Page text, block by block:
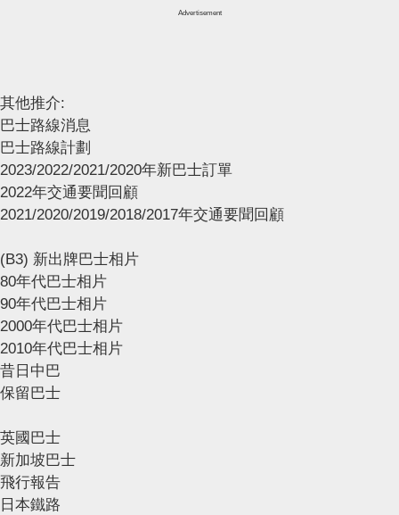
Advertisement
其他推介:
巴士路線消息
巴士路線計劃
2023/2022/2021/2020年新巴士訂單
2022年交通要聞回顧
2021/2020/2019/2018/2017年交通要聞回顧
(B3) 新出牌巴士相片
80年代巴士相片
90年代巴士相片
2000年代巴士相片
2010年代巴士相片
昔日中巴
保留巴士
英國巴士
新加坡巴士
飛行報告
日本鐵路